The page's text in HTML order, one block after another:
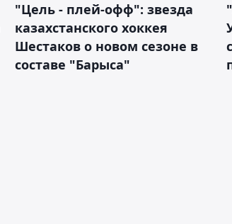
"Цель - плей-офф": звезда
казахстанского хоккея
Шестаков о новом сезоне в
составе "Барыса"